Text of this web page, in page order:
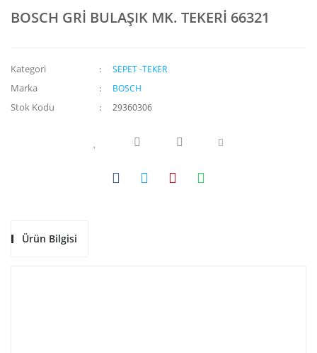
BOSCH GRİ BULAŞIK MK. TEKERİ 66321
Kategori SEPET -TEKER
Marka BOSCH
Stok Kodu 29360306
Ürün Bilgisi